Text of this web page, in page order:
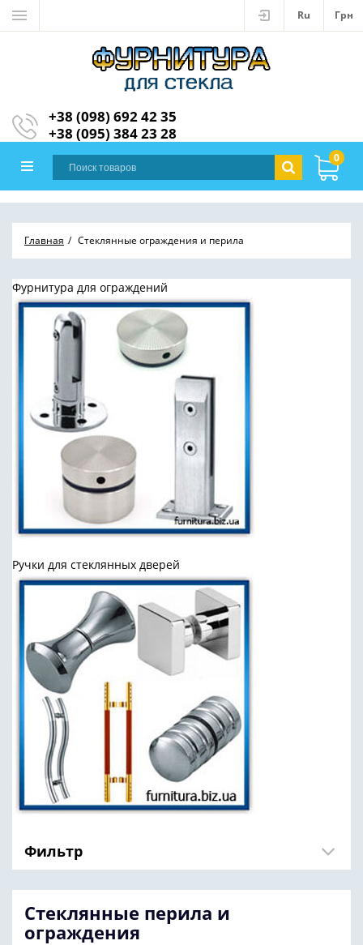
Ru Грн
+38 (098) 692 42 35
+38 (095) 384 23 28
0
Главная Стеклянные ограждения и перила
Фурнитура для ограждений
Ручки для стеклянных дверей
Фильтр
Стеклянные перила и
ограждения